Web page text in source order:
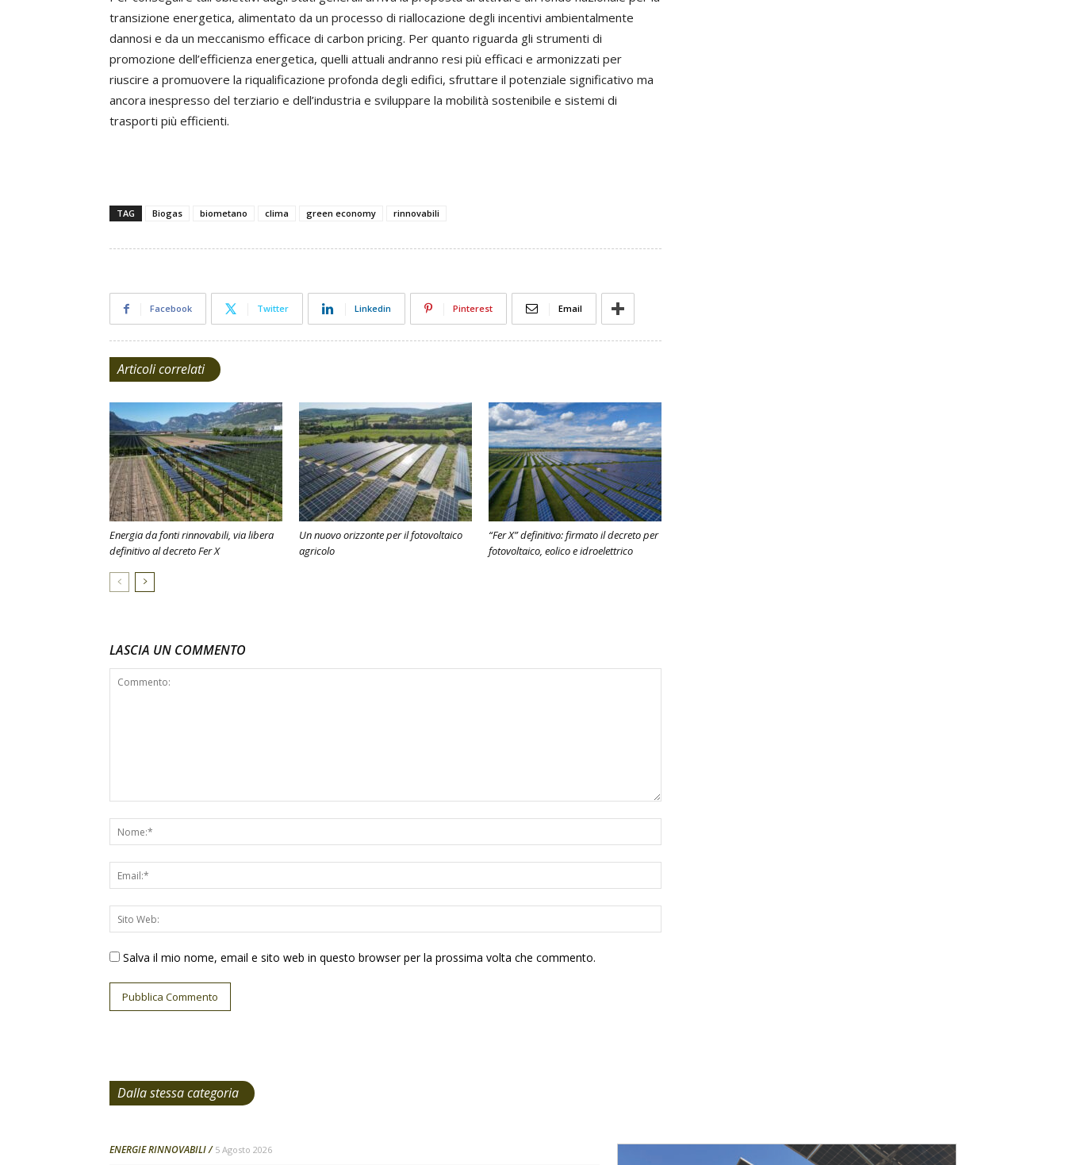
transizione energetica, alimentato da un processo di riallocazione degli incentivi ambientalmente
dannosi e da un meccanismo efficace di carbon pricing. Per quanto riguarda gli strumenti di
promozione dell’efficienza energetica, quelli attuali andranno resi più efficaci e armonizzati per
riuscire a promuovere la riqualificazione profonda degli edifici, sfruttare il potenziale significativo ma
ancora inespresso del terziario e dell’industria e sviluppare la mobilità sostenibile e sistemi di
trasporti più efficienti.
TAG Biogas biometano clima green economy rinnovabili
Facebook Twitter Linkedin Pinterest Email
Articoli correlati
Energia da fonti rinnovabili, via libera
definitivo al decreto Fer X
Un nuovo orizzonte per il fotovoltaico
agricolo
“Fer X” definitivo: firmato il decreto per
fotovoltaico, eolico e idroelettrico
LASCIA UN COMMENTO
Salva il mio nome, email e sito web in questo browser per la prossima volta che commento.
Dalla stessa categoria
ENERGIE RINNOVABILI 5 Agosto 2026